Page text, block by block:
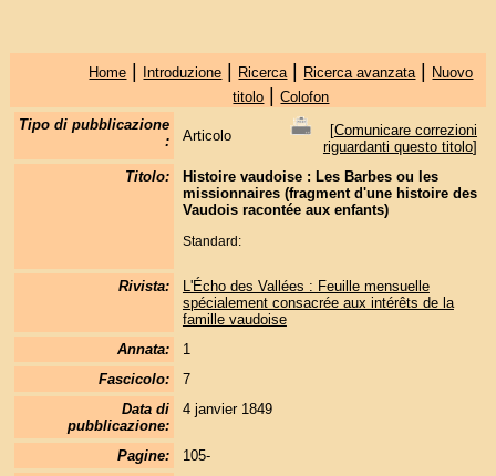
Home | Introduzione | Ricerca | Ricerca avanzata | Nuovo
titolo |Colofon
Tipo di pubblicazione
:
Articolo [Comunicare correzioni
riguardanti questo titolo]
Titolo:
Histoire vaudoise : Les Barbes ou les
missionnaires (fragment d'une histoire des
Vaudois racontée aux enfants)
Standard:
Rivista:
L'Écho des Vallées : Feuille mensuelle
spécialement consacrée aux intérêts de la
famille vaudoise
Annata:
1
Fascicolo:
7
Data di
pubblicazione:
4 janvier 1849
Pagine:
105-